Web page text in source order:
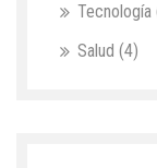
Tecnología
Salud (4)